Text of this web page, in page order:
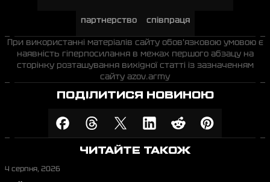
партнерство співпраця
При використанні матеріалів сайту обов'язковою умовою є
наявність гіперпосилання в межах першого абзацу на
сторінку розташування вихідної статті із зазначенням
сайту azov.army
ПОДІЛИТИСЯ НОВИНОЮ
ЧИТАЙТЕ ТАКОЖ
4 серпня, 2026